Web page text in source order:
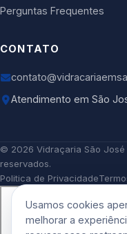
Perguntas Frequentes
CONTATO
Atendimento em São
© 2026 Vidraçaria São José
reservados.
Politica de Privacidade
Usamos cookies
melhorar a